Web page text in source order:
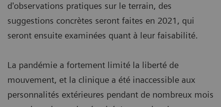
d'observations pratiques sur le terrain, des
suggestions concrètes seront faites en 2021, qui
seront ensuite examinées quant à leur faisabilité.
La pandémie a fortement limité la liberté de
mouvement, et la clinique a été inaccessible aux
personnalités extérieures pendant de nombreux mois